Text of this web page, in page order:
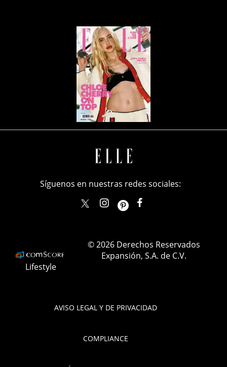
AVISO LEGAL Y DE PRIVACIDAD
COMPLIANCE
Síguenos en nuestras redes sociales:
elle_mexicoellemexico
Lifestyle
© 2026 Derechos Reservados
Expansión, S.A. de C.V.